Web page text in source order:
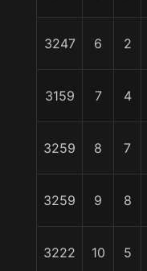
3247 6 2
3159 7 4
3259 8 7
3259 9 8
3222 10 5